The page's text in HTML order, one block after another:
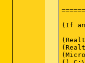
(If